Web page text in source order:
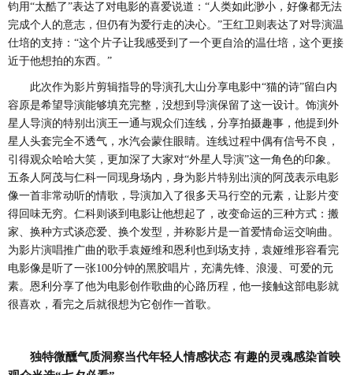
钧用“太酷了”表达了对电影的喜爱说道：“人类如此渺小，好像都无法
完成个人的意志，但仍有为爱行走的决心。”王红卫则表达了对导演温
仕培的支持：“这个片子让我感受到了一个更自洽的温仕培，这个更接
近于他想拍的东西。”
此次作为影片剪辑指导的导演孔大山分享电影中“猫的诗”留白内
容原是希望导演能够填充完整，没想到导演保留了这一设计。饰演外
星人导演的特别出演王一通与观众们连线，分享拍摄趣事，他提到外
星人头套完全不透气，水汽会蒙住眼睛。连线过程中偶有信号不良，
引得观众哈哈大笑，更加深了大家对“外星人导演”这一角色的印象。
五条人阿茂与仁科一同现身场内，身为影片特别出演的阿茂表示电影
像一首非常动听的情歌，导演加入了很多天马行空的元素，让影片变
得回味无穷。仁科则谈到电影让他想起了，改变命运的三种方式：搬
家、换种方式谈恋爱、换个发型，并称影片是一首爱情命运交响曲。
为影片演唱推广曲的歌手袁娅维和恩利也到场支持，袁娅维形容看完
电影像是听了一张100分钟的黑胶唱片，充满先锋、浪漫、可爱的元
素。恩利分享了他为电影创作歌曲的心路历程，他一接触这部电影就
很喜欢，看完之后就很想为它创作一首歌。
独特微醺气质洞察当代年轻人情感状态 有趣的灵魂感染首映